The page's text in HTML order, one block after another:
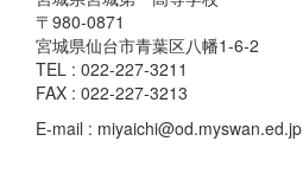
〒980-0871
宮城県仙台市青葉区八幡1-6-2
TEL : 022-227-3211
FAX : 022-227-3213
E-mail : miyaichi@od.myswan.ed.jp